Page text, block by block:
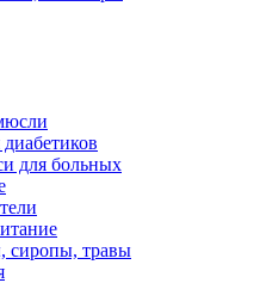
для больных
сиропы, травы